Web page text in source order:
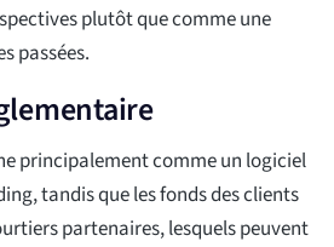
plutôt que comme une
passées.
principalement comme un logiciel
tandis que les fonds des clients
partenaires, lesquels peuvent